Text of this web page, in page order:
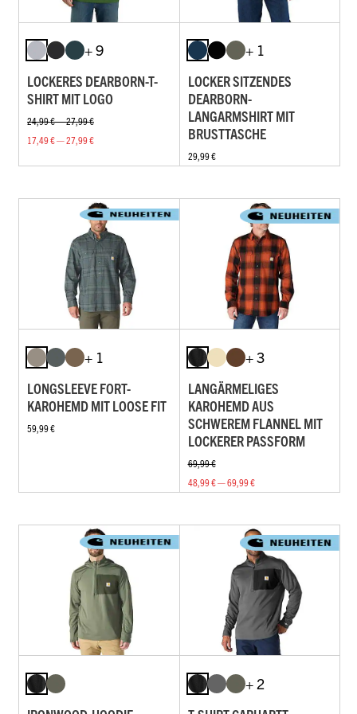
+ 9
LOCKERES DEARBORN-T-
SHIRT MIT LOGO
24,99 € — 27,99 €
17,49 € — 27,99 €
+ 1
LOCKER SITZENDES
DEARBORN-
LANGARMSHIRT MIT
BRUSTTASCHE
29,99 €
+ 1
LONGSLEEVE FORT-
KAROHEMD MIT LOOSE FIT
59,99 €
+ 3
LANGÄRMELIGES
KAROHEMD AUS
SCHWEREM FLANNEL MIT
LOCKERER PASSFORM
69,99 €
48,99 € — 69,99 €
+ 2